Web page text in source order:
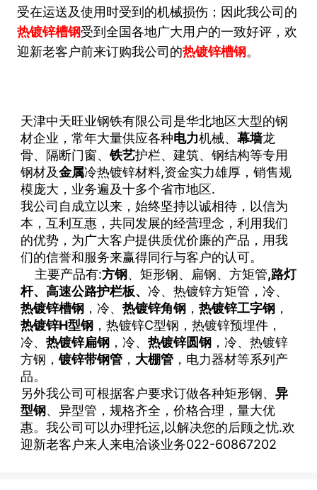
受在运送及使用时受到的机械损伤；因此我公司的
热镀锌槽钢受到全国各地广大用户的一致好评，欢
迎新老客户前来订购我公司的热镀锌槽钢。
天津中天旺业钢铁有限公司是华北地区大型的钢
材企业，常年大量供应各种电力机械、 幕墙龙
骨、隔断门窗、铁艺护栏、建筑、钢结构等专用
钢材及金属冷热镀锌材料,资金实力雄厚，销售规
模庞大，业务遍及十多个省市地区.
我公司自成立以来，始终坚持以诚相待，以信为
本，互利互惠，共同发展的经营理念，利用我们
的优势，为广大客户提供质优价廉的产品，用我
们的信誉和服务来赢得同行与客户的认可。
主要产品有:方钢、矩形钢、扁钢、方矩管,路灯
杆、 高速公路护栏板、 冷、热镀锌方矩管，冷、
热镀锌槽钢 ，冷、 热镀锌角钢 ， 热镀锌工字钢 ，
热镀锌H型钢 ，热镀锌C型钢，热镀锌预埋件，
冷、 热镀锌扁钢 ，冷、 热镀锌圆钢 ，冷、热镀锌
方钢，镀锌带钢管 ， 大棚管 ，电力器材等系列产
品。
另外我公司可根据客户要求订做各种矩形钢、 异
型钢、异型管，规格齐全，价格合理，量大优
惠。我公司可以办理托运,以解决您的后顾之忧.欢
迎新老客户来人来电洽谈业务022-60867202